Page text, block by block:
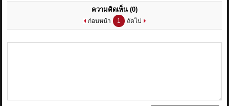
ความคิดเห็น (0)
ก่อนหน้า 1 ถัดไป